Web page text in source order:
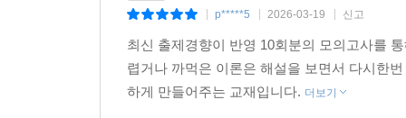
초심자가 가장 어려워하는 3과목 ‘주식/채권/파생
3) [리얼 기출족보 3] 빈출 O/X 1,000제 체크북
p*****5 2026-03-19 신고
최신 출제경향이 반영 10회분의 모의고사를
렵거나 까먹은 이론은 해설을 보면서 다시한
하게 만들어주는 교재입니다. 더보기